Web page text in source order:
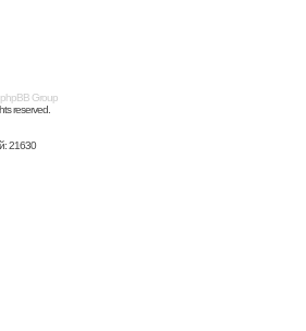
Group
reserved.
21630